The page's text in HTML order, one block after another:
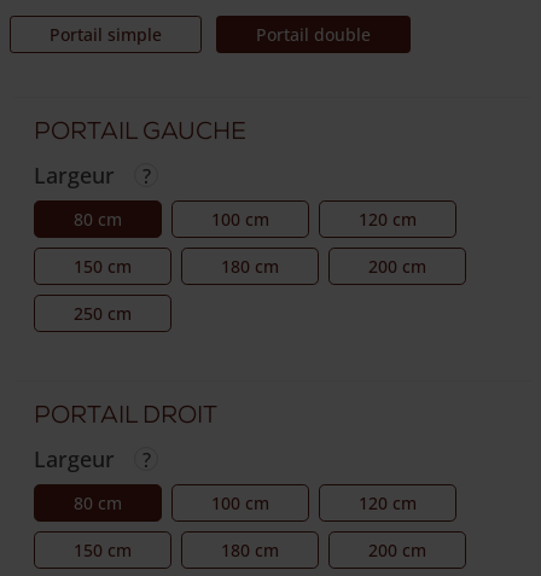
Portail simple Portail double
Portail gauche
Largeur
80 cm 100 cm 120 cm
150 cm 180 cm 200 cm
250 cm
Portail droit
Largeur
80 cm 100 cm 120 cm
150 cm 180 cm 200 cm